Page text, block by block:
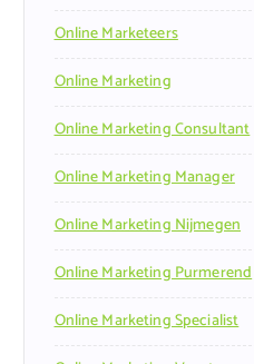
Online Marketeers
Online Marketing
Online Marketing Consultant
Online Marketing Manager
Online Marketing Nijmegen
Online Marketing Purmerend
Online Marketing Specialist